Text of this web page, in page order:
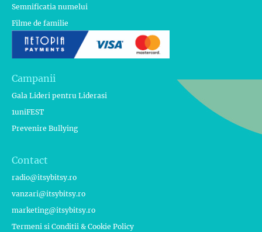
Semnificatia numelui
Filme de familie
Campanii
Gala Lideri pentru Liderasi
1uniFEST
Prevenire Bullying
Contact
radio@itsybitsy.ro
vanzari@itsybitsy.ro
marketing@itsybitsy.ro
Termeni si Conditii & Cookie Policy